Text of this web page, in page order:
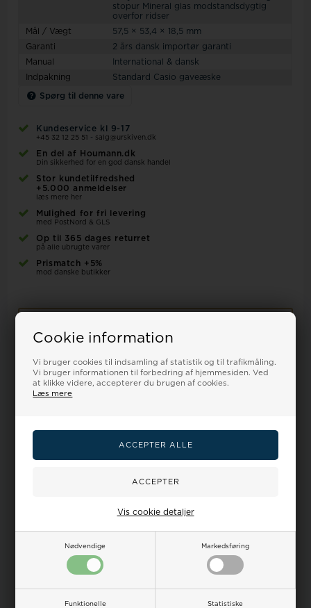
Cookie information
Vi bruger cookies til indsamling af statistik og til trafikmåling.
Vi bruger informationen til forbedring af hjemmesiden. Ved
at klikke videre, accepterer du brugen af cookies.
Læs mere
Nødvendige Markedsføring
Funktionelle Statistiske
Vis cookie detaljer
stopur Mineral glas modstandsdygtig
overfor ridser
Mål / Vægt
57,5 × 53,4 × 18,5 mm
Garanti
2 års dansk importør garanti
Manual
International & dansk
Indpakning
Standard Casio gaveæske
Spørg til denne vare
Kundeservice kl 9-17
+45 32 12 25 51 - salg@urskiven.dk
En del af Houmann.dk
Din sikkerhed for en god dansk handel
Stor kundetilfredshed
+5.000 anmeldelser
læs mere her
Mulighed for fri levering
med PostNord & GLS
Op til 365 dages returret
på alle ubrugte varer
Prismatch +5%
mod danske butikker
Specifikationer
Analog & Digital
Resin / Cordura® tekstilrem
Urglas